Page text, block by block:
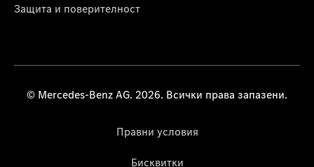
Защита и поверителност
© Mercedes-Benz AG. 2026. Всички права запазени.
Правни условия
Бисквитки